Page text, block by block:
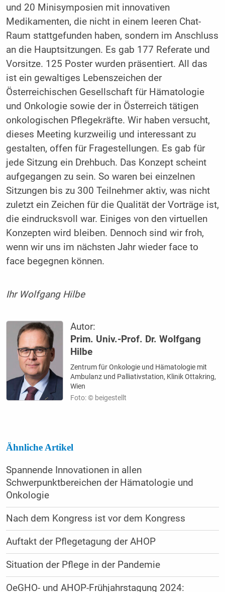
und 20 Minisymposien mit innovativen
Medikamenten, die nicht in einem leeren Chat-
Raum stattgefunden haben, sondern im Anschluss
an die Hauptsitzungen. Es gab 177 Referate und
Vorsitze. 125 Poster wurden präsentiert. All das
ist ein gewaltiges Lebenszeichen der
Österreichischen Gesellschaft für Hämatologie
und Onkologie sowie der in Österreich tätigen
onkologischen Pflegekräfte. Wir haben versucht,
dieses Meeting kurzweilig und interessant zu
gestalten, offen für Fragestellungen. Es gab für
jede Sitzung ein Drehbuch. Das Konzept scheint
aufgegangen zu sein. So waren bei einzelnen
Sitzungen bis zu 300 Teilnehmer aktiv, was nicht
zuletzt ein Zeichen für die Qualität der Vorträge ist,
die eindrucksvoll war. Einiges von den virtuellen
Konzepten wird bleiben. Dennoch sind wir froh,
wenn wir uns im nächsten Jahr wieder face to
face begegnen können.
Ihr Wolfgang Hilbe
Autor:
Prim. Univ.-Prof. Dr. Wolfgang
Hilbe
Zentrum für Onkologie und Hämatologie mit
Ambulanz und Palliativstation, Klinik Ottakring,
Wien
Foto: © beigestellt
Ähnliche Artikel
Spannende Innovationen in allen
Schwerpunktbereichen der Hämatologie und
Onkologie
Nach dem Kongress ist vor dem Kongress
Auftakt der Pflegetagung der AHOP
Situation der Pflege in der ­Pandemie
OeGHO- und AHOP-Frühjahrstagung 2024: